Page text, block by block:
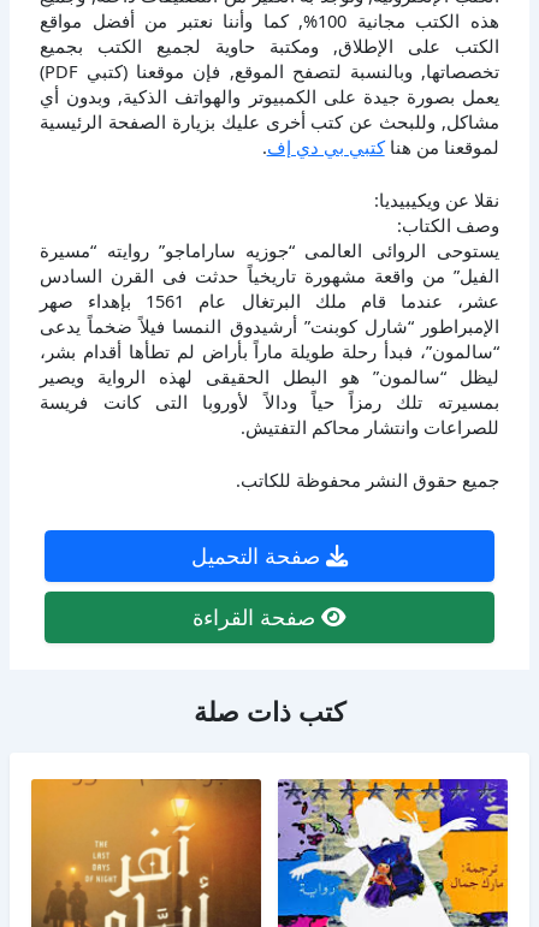
هذه الكتب مجانية 100%, كما وأننا نعتبر من أفضل مواقع
الكتب على الإطلاق, ومكتبة حاوية لجميع الكتب بجميع
تخصصاتها, وبالنسبة لتصفح الموقع, فإن موقعنا (كتبي PDF)
يعمل بصورة جيدة على الكمبيوتر والهواتف الذكية, وبدون أي
مشاكل, وللبحث عن كتب أخرى عليك بزيارة الصفحة الرئيسية
لموقعنا من هناكتبي بي دي إف.
نقلا عن ويكيبيديا:
وصف الكتاب:
يستوحى الروائى العالمى “جوزيه ساراماجو” روايته “مسيرة
الفيل” من واقعة مشهورة تاريخياً حدثت فى القرن السادس
عشر، عندما قام ملك البرتغال عام 1561 بإهداء صهر
الإمبراطور “شارل كوبنت” أرشيدوق النمسا فيلاً ضخماً يدعى
“سالمون”، فبدأ رحلة طويلة ماراً بأراض لم تطأها أقدام بشر،
ليظل “سالمون” هو البطل الحقيقى لهذه الرواية ويصير
بمسيرته تلك رمزاً حياً ودالاً لأوروبا التى كانت فريسة
للصراعات وانتشار محاكم التفتيش.
جميع حقوق النشر محفوظة للكاتب.
صفحة التحميل
صفحة القراءة
كتب ذات صلة